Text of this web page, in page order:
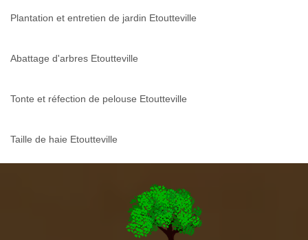
Plantation et entretien de jardin Etoutteville
Abattage d'arbres Etoutteville
Tonte et réfection de pelouse Etoutteville
Taille de haie Etoutteville